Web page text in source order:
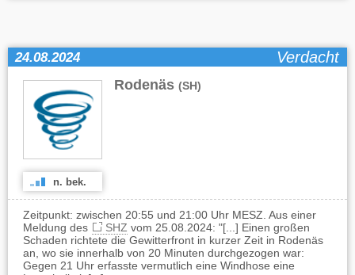
24.08.2024 Verdacht
Rodenäs (SH)
n. bek.
Zeitpunkt: zwischen 20:55 und 21:00 Uhr MESZ. Aus einer
Meldung des
SHZ vom 25.08.2024: "[...] Einen großen
Schaden richtete die Gewitterfront in kurzer Zeit in Rodenäs
an, wo sie innerhalb von 20 Minuten durchgezogen war:
Gegen 21 Uhr erfasste vermutlich eine Windhose eine